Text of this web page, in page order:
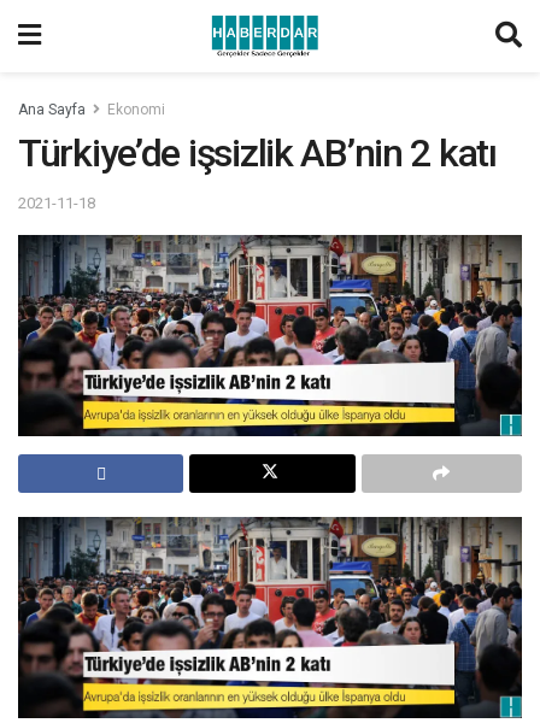
Ana Sayfa Ekonomi
Türkiye’de işsizlik AB’nin 2 katı
2021-11-18